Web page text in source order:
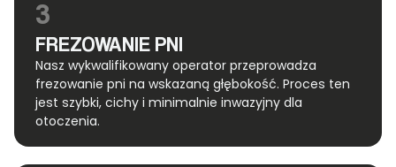
3
FREZOWANIE PNI
Nasz wykwalifikowany operator przeprowadza
frezowanie pni na wskazaną głębokość. Proces ten
jest szybki, cichy i minimalnie inwazyjny dla
otoczenia.